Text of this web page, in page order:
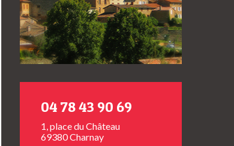
04 78 43 90 69
1, place du Château
69380 Charnay